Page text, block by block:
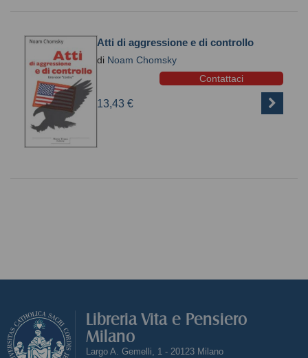
Atti di aggressione e di controllo
di Noam Chomsky
Contattaci
13,43 €
Libreria Vita e Pensiero
Milano
Largo A. Gemelli, 1 - 20123 Milano